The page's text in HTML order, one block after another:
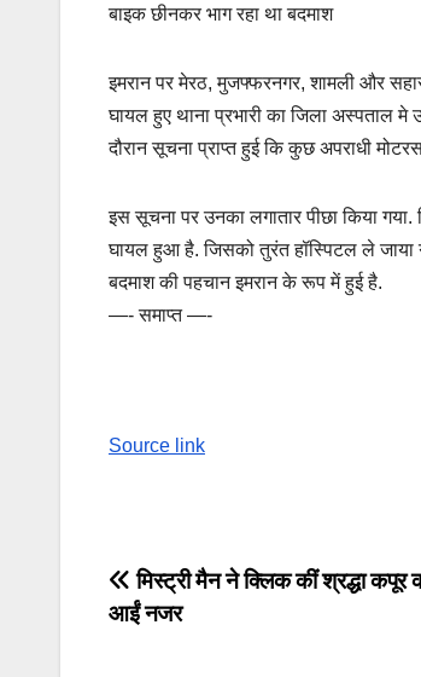
बाइक छीनकर भाग रहा था बदमाश
इमरान पर मेरठ, मुजफ्फरनगर, शामली और
घायल हुए थाना प्रभारी का जिला अस्पताल मे
दौरान सूचना प्राप्त हुई कि कुछ अपराधी
इस सूचना पर उनका लगातार पीछा किया
घायल हुआ है. जिसको तुरंत हॉस्पिटल ले जाया
बदमाश की पहचान इमरान के रूप में हुई है.
—- समाप्त —-
Source link
Post
navigation
मिस्ट्री मैन ने क्लिक कीं श्रद्धा कपूर
आईं नजर